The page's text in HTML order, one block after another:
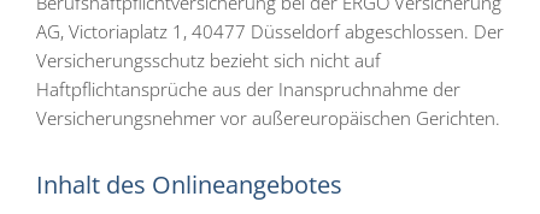
AG, Victoriaplatz 1, 40477 Düsseldorf abgeschlossen. Der
Versicherungsschutz bezieht sich nicht auf
Haftpflichtansprüche aus der Inanspruchnahme der
Versicherungsnehmer vor außereuropäischen Gerichten.
Inhalt des Onlineangebotes